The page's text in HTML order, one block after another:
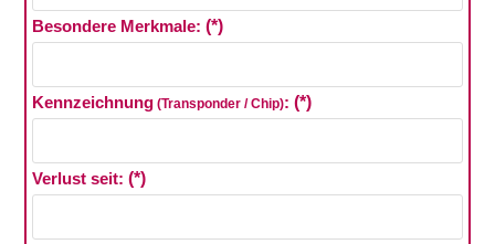
Besondere Merkmale:(*)
Kennzeichnung (Transponder / Chip):(*)
Verlust seit:(*)